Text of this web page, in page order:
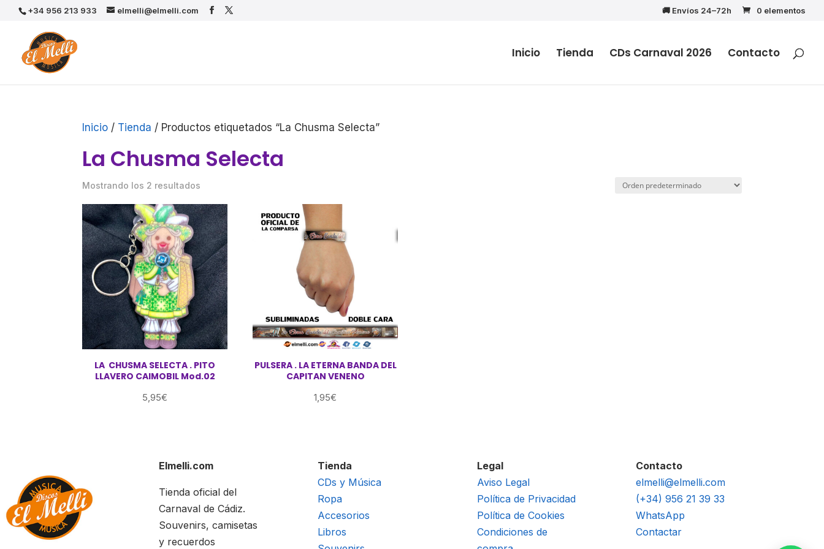
+34 956 213 933 elmelli@elmelli.com 🚚 Envíos 24–72h 0 elementos
Inicio Tienda CDs Carnaval 2026 Contacto
Inicio / Tienda / Productos etiquetados “La Chusma Selecta”
La Chusma Selecta
Mostrando los 2 resultados
LA CHUSMA SELECTA . PITO
LLAVERO CAIMOBIL Mod.02
5,95€
PULSERA . LA ETERNA BANDA DEL
CAPITAN VENENO
1,95€
Elmelli.com
Tienda oficial del
Carnaval de Cádiz.
Souvenirs, camisetas
y recuerdos
Tienda
CDs y Música
Ropa
Accesorios
Libros
Legal
Aviso Legal
Política de Privacidad
Política de Cookies
Condiciones de
Contacto
elmelli@elmelli.com
(+34) 956 21 39 33
WhatsApp
Contactar